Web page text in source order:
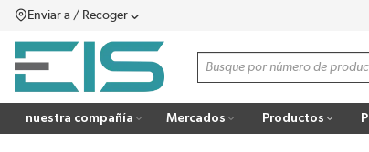
SALTAR AL CONTENIDO PRINCIPAL
Enviar a / Recoger
menú
Búsqueda de sitio
nuestra compañía Mercados Productos
more info